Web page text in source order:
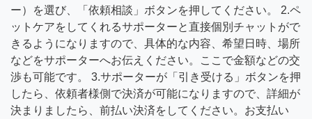
ー）を選び、「依頼相談」ボタンを押してください。 2.ペ
ットケアをしてくれるサポーターと直接個別チャットがで
きるようになりますので、具体的な内容、希望日時、場所
などをサポーターへお伝えください。ここで金額などの交
渉も可能です。 3.サポーターが「引き受ける」ボタンを押
したら、依頼者様側で決済が可能になりますので、詳細が
決まりましたら、前払い決済をしてください。お支払い